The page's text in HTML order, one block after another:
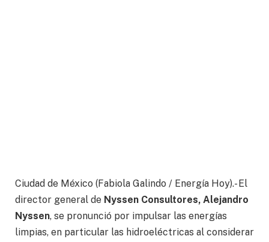
Ciudad de México (Fabiola Galindo / Energía Hoy).- El
director general de Nyssen Consultores, Alejandro
Nyssen, se pronunció por impulsar las energías
limpias, en particular las hidroeléctricas al considerar